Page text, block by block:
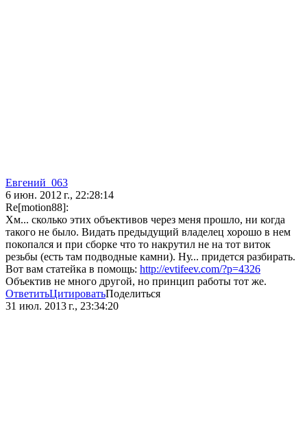
Евгений_063
6 июн. 2012 г., 22:28:14
Re[motion88]:
Хм... сколько этих объективов через меня прошло, ни когда
такого не было. Видать предыдущий владелец хорошо в нем
покопался и при сборке что то накрутил не на тот виток
резьбы (есть там подводные камни). Ну... придется разбирать.
Вот вам статейка в помощь: http://evtifeev.com/?p=4326
Объектив не много другой, но принцип работы тот же.
ОтветитьЦитироватьПоделиться
31 июл. 2013 г., 23:34:20